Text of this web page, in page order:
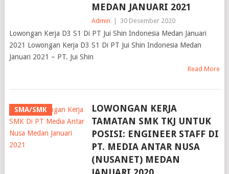
MEDAN JANUARI 2021
Admin 30 Desember 2020
Lowongan Kerja D3 S1 Di PT Jui Shin Indonesia Medan Januari
2021 Lowongan Kerja D3 S1 Di PT Jui Shin Indonesia Medan
Januari 2021 – PT. Jui Shin
Read More
SMA/SMK
LOWONGAN KERJA
TAMATAN SMK TKJ UNTUK
POSISI: ENGINEER STAFF DI
PT. MEDIA ANTAR NUSA
(NUSANET) MEDAN